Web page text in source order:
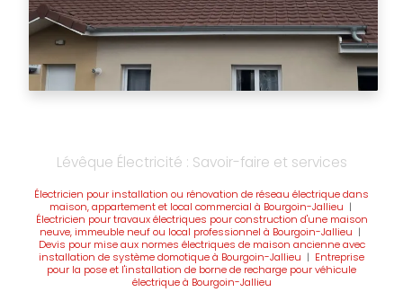
Lévêque Électricité : Savoir-faire et services
Électricien pour installation ou rénovation de réseau électrique dans
maison, appartement et local commercial à Bourgoin-Jallieu |
Électricien pour travaux électriques pour construction d'une maison
neuve, immeuble neuf ou local professionnel à Bourgoin-Jallieu |
Devis pour mise aux normes électriques de maison ancienne avec
installation de système domotique à Bourgoin-Jallieu | Entreprise
pour la pose et l'installation de borne de recharge pour véhicule
électrique à Bourgoin-Jallieu